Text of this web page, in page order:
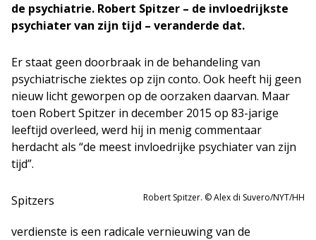
de psychiatrie. Robert Spitzer – de invloedrijkste
psychiater van zijn tijd – veranderde dat.
Er staat geen doorbraak in de behandeling van
psychiatrische ziektes op zijn conto. Ook heeft hij geen
nieuw licht geworpen op de oorzaken daarvan. Maar
toen Robert Spitzer in december 2015 op 83-jarige
leeftijd overleed, werd hij in menig commentaar
herdacht als “de meest invloedrijke psychiater van zijn
tijd”.
Robert Spitzer. © Alex di Suvero/NYT/HH
Spitzers
verdienste is een radicale vernieuwing van de